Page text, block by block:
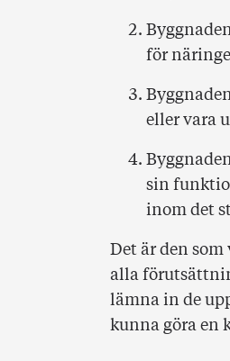
för
eller vara
sin
inom det
Det är den
alla
lämna in de
kunna göra en